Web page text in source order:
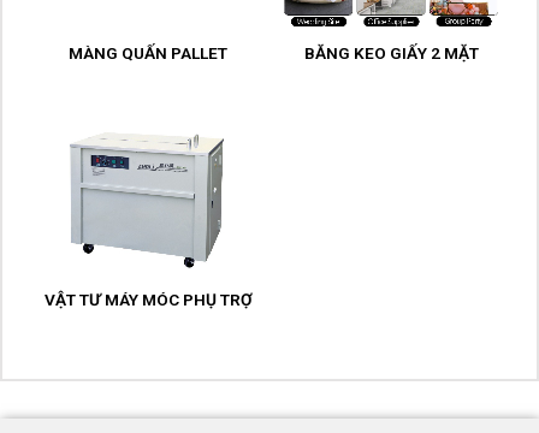
MÀNG QUẤN PALLET BĂNG KEO GIẤY 2 MẶT
VẬT TƯ MÁY MÓC PHỤ TRỢ